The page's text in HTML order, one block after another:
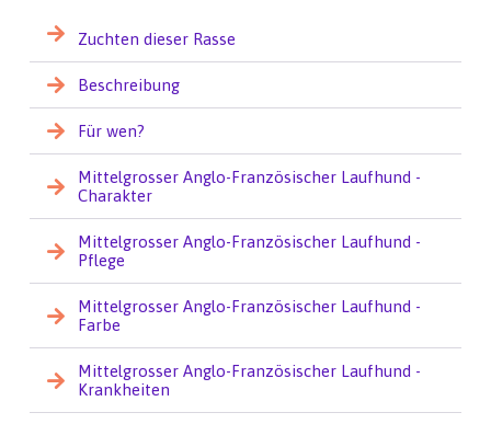
Zuchten dieser Rasse
Beschreibung
Für wen?
Mittelgrosser Anglo-Französischer Laufhund -
Charakter
Mittelgrosser Anglo-Französischer Laufhund -
Pflege
Mittelgrosser Anglo-Französischer Laufhund -
Farbe
Mittelgrosser Anglo-Französischer Laufhund -
Krankheiten